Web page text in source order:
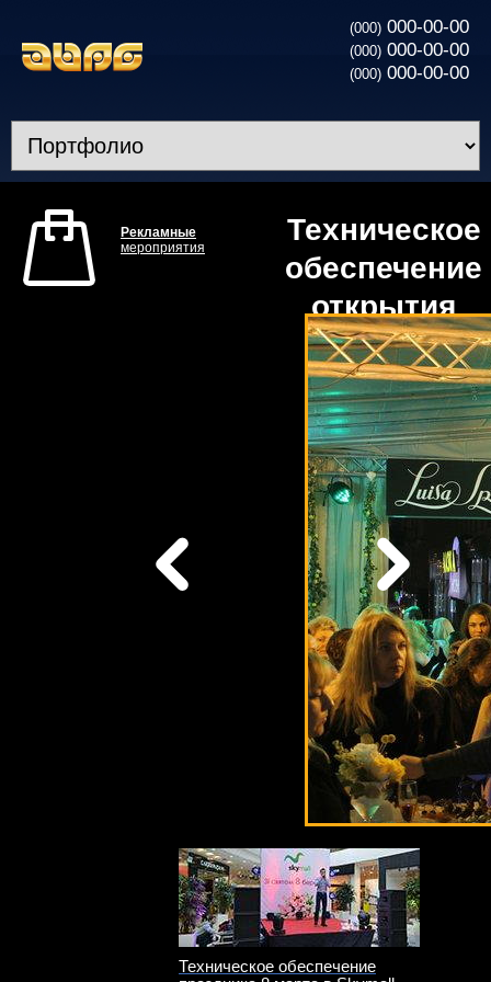
(000) 000-00-00
(000) 000-00-00
(000) 000-00-00
Рекламные
мероприятия
Техническое
обеспечение
открытия
магазина
Luisa
Spagnoli
Техническое обеспечение